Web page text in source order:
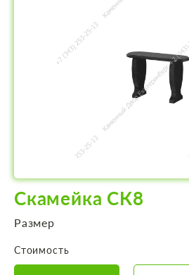
Скамейка СК8
Размер
Стоимость